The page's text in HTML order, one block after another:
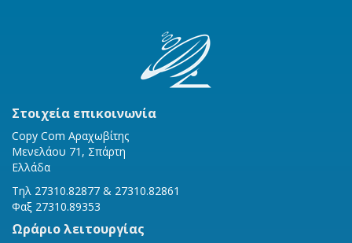
Στοιχεία επικοινωνία
Copy Com Αραχωβίτης
Μενελάου 71, Σπάρτη
Ελλάδα
Τηλ 27310.82877 & 27310.82861
Φαξ 27310.89353
Ωράριο λειτουργίας